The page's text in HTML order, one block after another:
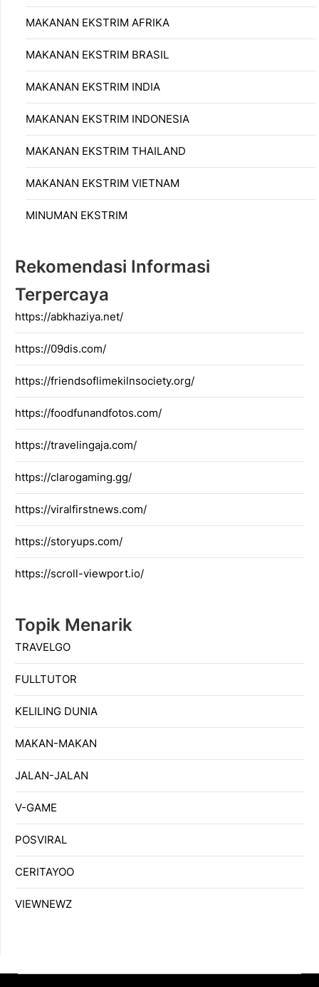
MAKANAN EKSTRIM AFRIKA
MAKANAN EKSTRIM BRASIL
MAKANAN EKSTRIM INDIA
MAKANAN EKSTRIM INDONESIA
MAKANAN EKSTRIM THAILAND
MAKANAN EKSTRIM VIETNAM
MINUMAN EKSTRIM
Rekomendasi Informasi
Terpercaya
https://abkhaziya.net/
https://09dis.com/
https://friendsoflimekilnsociety.org/
https://foodfunandfotos.com/
https://travelingaja.com/
https://clarogaming.gg/
https://viralfirstnews.com/
https://storyups.com/
https://scroll-viewport.io/
Topik Menarik
TRAVELGO
FULLTUTOR
KELILING DUNIA
MAKAN-MAKAN
JALAN-JALAN
V-GAME
POSVIRAL
CERITAYOO
VIEWNEWZ